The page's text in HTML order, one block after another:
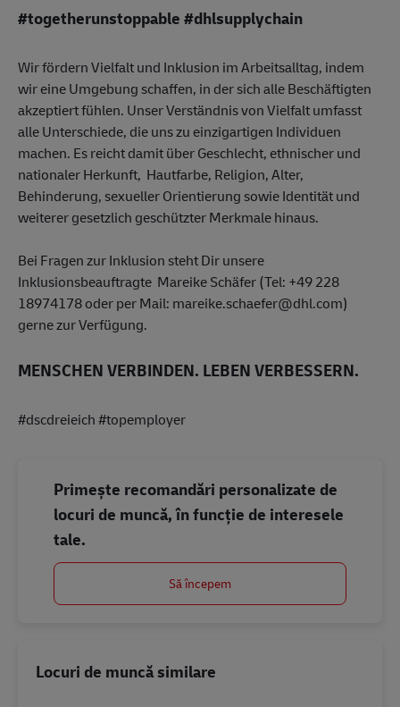
#togetherunstoppable #dhlsupplychain
Wir fördern Vielfalt und Inklusion im Arbeitsalltag, indem
wir eine Umgebung schaffen, in der sich alle Beschäftigten
akzeptiert fühlen. Unser Verständnis von Vielfalt umfasst
alle Unterschiede, die uns zu einzigartigen Individuen
machen. Es reicht damit über Geschlecht, ethnischer und
nationaler Herkunft, Hautfarbe, Religion, Alter,
Behinderung, sexueller Orientierung sowie Identität und
weiterer gesetzlich geschützter Merkmale hinaus.
Bei Fragen zur Inklusion steht Dir unsere
Inklusionsbeauftragte Mareike Schäfer (Tel: +49 228
18974178 oder per Mail: mareike.schaefer@dhl.com)
gerne zur Verfügung.
MENSCHEN VERBINDEN. LEBEN VERBESSERN.
#dscdreieich #topemployer
Primește recomandări personalizate de
locuri de muncă, în funcție de interesele
tale.
Să începem
Locuri de muncă similare